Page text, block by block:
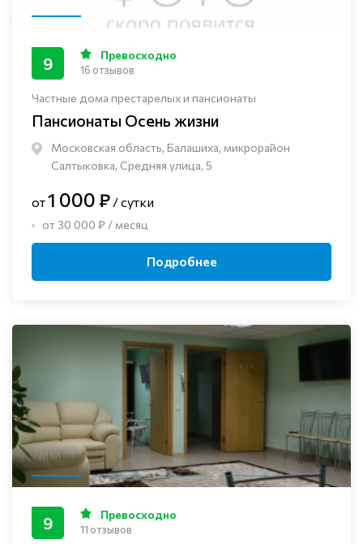
Частные дома престарелых и пансионаты
Пансионаты Осень жизни
Московская область, Балашиха, микрорайон
Салтыковка, Средняя улица, 5
9 Превосходно
16 отзывов
от1 000 ₽ / сутки
от 30 000 ₽ / месяц
Подробнее
9 Превосходно
11 отзывов